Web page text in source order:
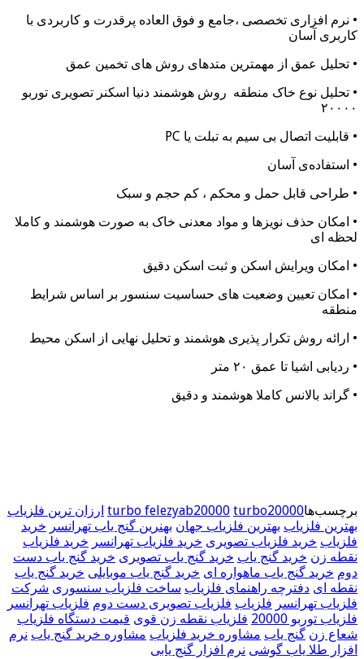
• نرم افزاری تخصصی ،جامع و فوق العاده پرقدرت و کاربردی با
کاربری آسان
• تحلیل عمق از مهمترین متدهای روش های تخمین عمق
• تحلیل نوع خاک منطقه روش هوشمند دنیا اسکنر تصویری توربو
۲۰۰۰۰
• قابلیت اتصال بی سیم به تبلت یا PC
• استفاده‌ی آسان
• طراحی قابل حمل و محکم ، کم حجم و سبک
• امکان حذف نویزها و مواد معدنی خاک به صورت هوشمند و کاملا
لحظه ای
• امکان ویرایش اسکن و ثبت اسکن دقیق
• امکان تعیین وضعیت های حساسیت سنسور بر اساس شرایط
منطقه
• ارائه روش تکرار پذیری هوشمند و تحلیل نهایی از اسکن محیط
• ردیابی اشیا تا عمق ۲۰ متر
• گراند بالانس کاملا هوشمند و دقیق
برچسب‌ها turbo felezyab20000 turbo20000
ارزان ترین فلزیاب
بهترین فلزیاب بهترین فلزیاب جهان بهنرین گنج یاب تهرانسر خرید
فلزیاب خرید فلزیاب تصویری خرید فلزیاب تهرانسر خرید فلزیاب
نقطه زن خرید گنج یاب خرید گنج یاب تصویری خرید گنج یاب دست
دوم خرید گنج یاب ماهواره ای خرید گنج یاب موبایلی خرید گنج یاب
نقطه ای دفترچه راهنمای فلزیاب ساخت فلزیاب سنسوری شرکت
فلزیاب تهرانسر فلزیاب فلزیاب تصویری دست دوم فلزیاب تهرانسر
فلزیاب توربو 20000
فلزیاب نقطه زن قوی قیمت دستگاه فلزیاب
شعاع زن گنج یاب مشاوره خرید فلزیاب مشاوره خرید گنج یاب نرم
افزار طلا یاب گوشی نرم افزار گنج یابی